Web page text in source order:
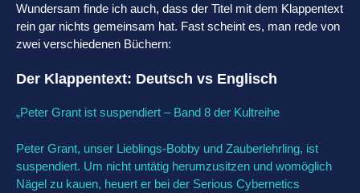
Wundersam finde ich auch, dass der Titel mit dem Klappentext
rein gar nichts gemeinsam hat. Fast scheint es, man rede von
zwei verschiedenen Büchern:
Der Klappentext: Deutsch vs Englisch
„Peter Grant ist suspendiert – Band 8 der Kultreihe
Peter Grant, unser Lieblings-Bobby und Zauberlehrling, ist
suspendiert. Um nicht untätig herumzusitzen und womöglich
Nägel zu kauen, heuert er bei der Serious Cybernetics